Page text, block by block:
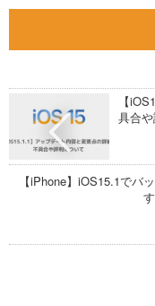
【
具合
【iPhone】iOS15.1でバ